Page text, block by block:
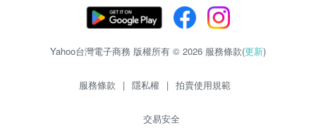
Yahoo台灣電子商務 版權所有 © 2026 服務條款(更新)
服務條款 | 隱私權 | 拍賣使用規範
交易安全